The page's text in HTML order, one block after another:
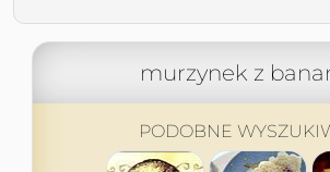
murzynek z
PODOBNE